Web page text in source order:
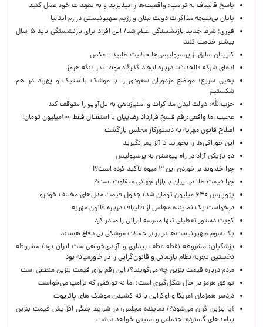
پاسخ قالیباف به ترامپ: واقعیت‌ها را بپذیرید و به تعهدات خود عمل کنید
پایان بی‌نتیجه مذاکرات دولت لبنان و رژیم صهیونیستی در رم ایتالیا
فوری؛ شرط جدید بازنشستگی اعلام شد/ این افراد برای بازنشستگی باید ۵ سال
بیشتر خدمت کنند
کاپیتان سابق از پرسپولیسی‌ها حلالیت طلبید + عکس
ادعای شبکه «الحدث» درباره ایجاد گذرگاه موقت در تنگه هرمز
یحیی سریع: مواضع مزدوران سعودی را با موشک بالستیک و پهپاد در هم
شکستیم
حزب‌الله: دولت لبنان مذاکرات و امتیازدهی به تل‌آویو را متوقف کند
عجیب اما واقعی:رقم فسخ قرارداد رضاییان با استقلال فقط ۱۰۰میلیون تومان!
اصلاح قانون مهریه به دستورکار مجلس بازگشت
این خوراکی‌ها را بخورید تا آلزایمر نگیرید
دو بازیکن آزاد در راه پیوستن به پرسپولیس
چرا خداوند بر خوردن این ۳ میوه تأکید کرده است؟!
چرا قیمت طلا در ایران با بازار جهانی متفاوت است؟
پژوپارس ۶۴۰ میلیون تومان شد/ جدول قیمت مدل‌های مختلف خودرو
درخواست یک نماینده مجلس از قالیباف درباره قانون مهریه
کویت دستور تعطیلی تنها مدرسه ایرانی را صادر کرد
یک‌ سوم صهیونیست‌ها در برابر حملات موشکی بی دفاع هستند
پزشکیان: مشروطه نقطه عطف بیداری و آزادی‌خواهی ملت ایران بود/ مشروطه
نخستین تجربه نظام پارلمانی و قانون‌گرایی را در خاورمیانه بود
مردم درباره قیمت بنزین چه می‌گویند؟/ این رقم برای قیمت بنزین منطقی است
توافق هرمز در حال شکل‌گیری است؛ اما نه توافقی که ترامپ می‌خواست
دردسر همزمان آمریکا و اوکراین با ته کشیدن موشک های پاتریوت
آیا بنزین گران می‌شود؟/ نماینده مجلس: در شرایط جنگی افزایش قیمت بنزین
پیامدهای گسترده اجتماعی و امنیتی خواهد داشت